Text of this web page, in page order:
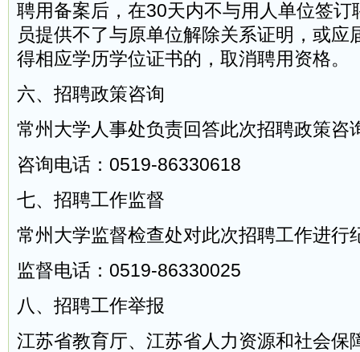
聘用备案后，在30天内不与用人单位签订
员提供不了与原单位解除关系证明，或应
得相应学历学位证书的，取消聘用资格。
六、招聘政策咨询
常州大学人事处负责回答此次招聘政策咨
咨询电话：0519-86330618
七、招聘工作监督
常州大学监督检查处对此次招聘工作进行
监督电话：0519-86330025
八、招聘工作举报
江苏省教育厅、江苏省人力资源和社会保